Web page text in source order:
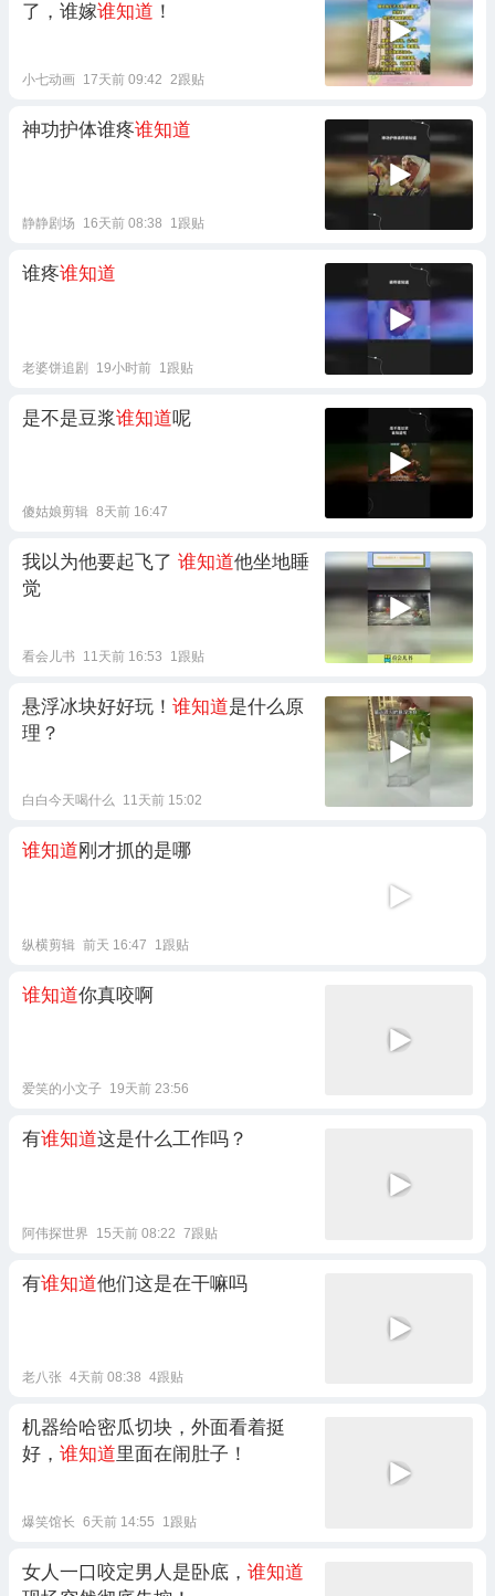
了，谁嫁谁知道 ！
小七动画 17天前 09:42 2跟贴
神功护体谁疼谁知道
静静剧场 16天前 08:38 1跟贴
谁疼谁知道
老婆饼追剧 19小时前 1跟贴
是不是豆浆谁知道呢
傻姑娘剪辑 8天前 16:47
我以为他要起飞了 谁知道他坐地睡
觉
看会儿书 11天前 16:53 1跟贴
悬浮冰块好好玩！ 谁知道是什么原
理？
白白今天喝什么 11天前 15:02
谁知道刚才抓的是哪
纵横剪辑 前天 16:47 1跟贴
谁知道你真咬啊
爱笑的小文子 19天前 23:56
有谁知道这是什么工作吗？
阿伟探世界 15天前 08:22 7跟贴
有谁知道他们这是在干嘛吗
老八张 4天前 08:38 4跟贴
机器给哈密瓜切块，外面看着挺
好， 谁知道里面在闹肚子！
爆笑馆长 6天前 14:55 1跟贴
女人一口咬定男人是卧底， 谁知道